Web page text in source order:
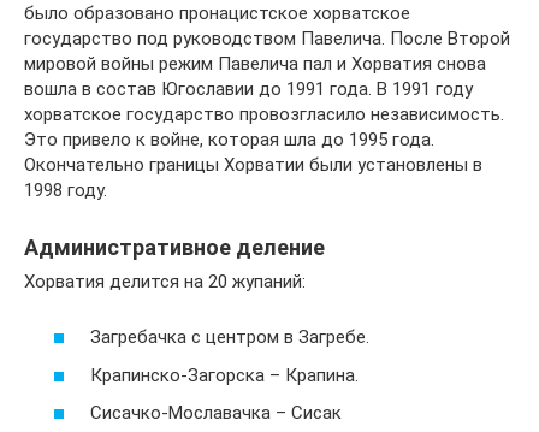
было образовано пронацистское хорватское
государство под руководством Павелича. После Второй
мировой войны режим Павелича пал и Хорватия снова
вошла в состав Югославии до 1991 года. В 1991 году
хорватское государство провозгласило независимость.
Это привело к войне, которая шла до 1995 года.
Окончательно границы Хорватии были установлены в
1998 году.
Административное деление
Хорватия делится на 20 жупаний:
Загребачка с центром в Загребе.
Крапинско-Загорска – Крапина.
Сисачко-Мославачка – Сисак